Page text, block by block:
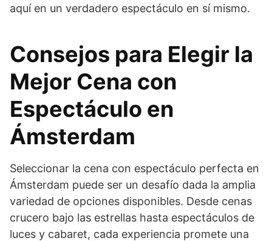
aquí en un verdadero espectáculo en sí mismo.
Consejos para Elegir la
Mejor Cena con
Espectáculo en
Ámsterdam
Seleccionar la cena con espectáculo perfecta en
Ámsterdam puede ser un desafío dada la amplia
variedad de opciones disponibles. Desde cenas
crucero bajo las estrellas hasta espectáculos de
luces y cabaret, cada experiencia promete una